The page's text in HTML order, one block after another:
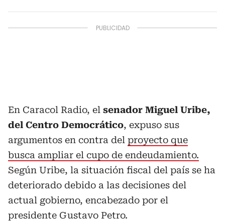
En Caracol Radio, el senador Miguel Uribe,
del Centro Democrático, expuso sus
argumentos en contra del proyecto que
busca ampliar el cupo de endeudamiento.
Según Uribe, la situación fiscal del país se ha
deteriorado debido a las decisiones del
actual gobierno, encabezado por el
presidente Gustavo Petro.